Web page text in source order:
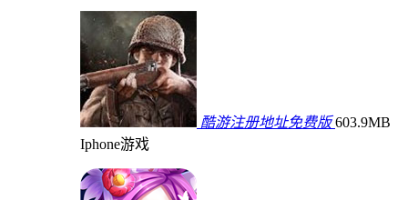
酷游注册地址免费版 603.9MB
Iphone游戏